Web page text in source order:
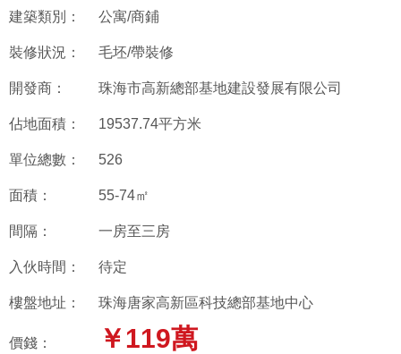
建築類別： 公寓/商鋪
裝修狀況： 毛坯/帶裝修
開發商： 珠海市高新總部基地建設發展有限公司
佔地面積： 19537.74平方米
單位總數： 526
面積： 55-74㎡
間隔： 一房至三房
入伙時間： 待定
樓盤地址： 珠海唐家高新區科技總部基地中心
價錢： ￥119萬